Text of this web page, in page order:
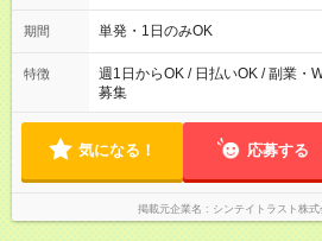
18：00 ■20：00～翌5：00 など！ 上記時間内で、 実
間・休憩1時間／日
期間 単発・1日のみOK
特徴
週1日からOK / 日払いOK / 副業・
募集
気になる！ 応募する
掲載元企業名 シンテイトラスト株